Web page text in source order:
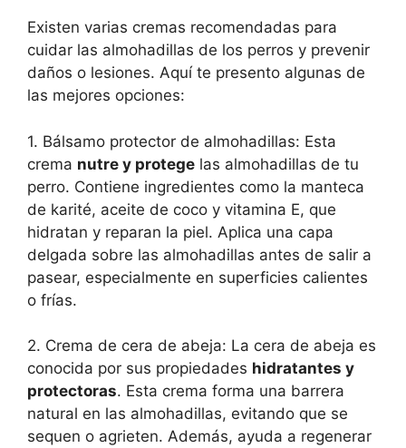
Existen varias cremas recomendadas para
cuidar las almohadillas de los perros y prevenir
daños o lesiones. Aquí te presento algunas de
las mejores opciones:
1. Bálsamo protector de almohadillas: Esta
crema nutre y protege las almohadillas de tu
perro. Contiene ingredientes como la manteca
de karité, aceite de coco y vitamina E, que
hidratan y reparan la piel. Aplica una capa
delgada sobre las almohadillas antes de salir a
pasear, especialmente en superficies calientes
o frías.
2. Crema de cera de abeja: La cera de abeja es
conocida por sus propiedades hidratantes y
protectoras. Esta crema forma una barrera
natural en las almohadillas, evitando que se
sequen o agrieten. Además, ayuda a regenerar